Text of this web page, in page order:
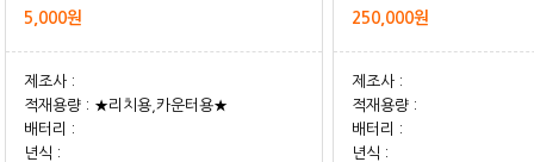
5,000원
제조사 :
적재용량 : ★리치용,카운터용★
배터리 :
년식 :
250,000원
제조사 :
적재용량 :
배터리 :
년식 :